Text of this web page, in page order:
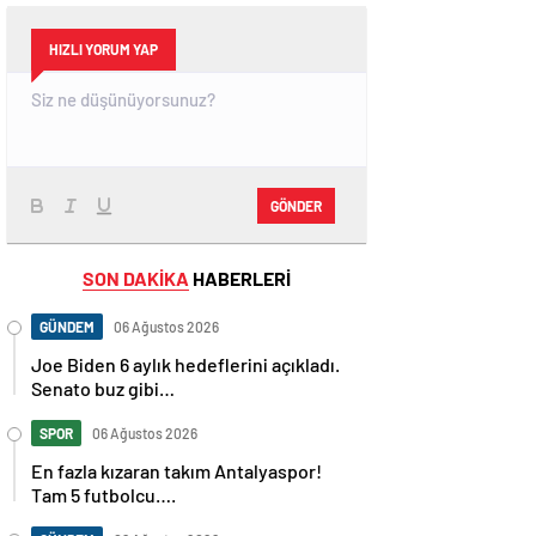
HIZLI YORUM YAP
GÖNDER
SON DAKİKA HABERLERİ
GÜNDEM 06 Ağustos 2026
Joe Biden 6 aylık hedeflerini açıkladı.
Senato buz gibi…
SPOR 06 Ağustos 2026
En fazla kızaran takım Antalyaspor!
Tam 5 futbolcu….